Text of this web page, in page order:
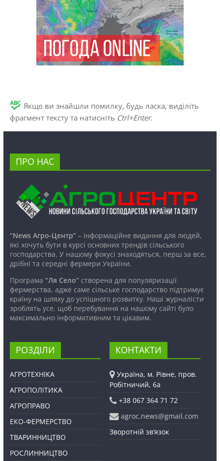
Якщо ви знайшли помилку, будь ласка, виділіть
фрагмент тексту та натисніть Ctrl+Enter.
ПРО НАС
“News Агро-Центр”– інформаційне видання для людей,
які хочуть бути в курсі основних трендів сільського
господарства. У нашому фокусі знаходяться, перш за все,
дрібні та середні фермери України.
Програма “Ля Село”створена для популяризації
фермерства, адже саме сільське господарство підтримує
країну на шляху до успішного розвитку. Наші журналісти
зроблять усе, щоб перебування на нашому сайті було
максимально інформативним та цікавим.
РОЗДІЛИ
АГРОТЕХНІКА
АГРОПОЛІТИКА
АГРОПРАВО
ЕКО-ФЕРМЕРСТВО
ТВАРИННИЦТВО
РОСЛИННИЦТВО
КОНТАКТИ
Україна, м. Рівне, пров.
Робітничий, 6а
+38 067 364 71 72
agroc.news@gmail.com
Зворотній зв’язок